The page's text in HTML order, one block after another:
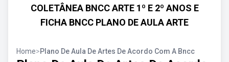
COLETÂNEA BNCC ARTE 1º E 2º ANOS E
FICHA BNCC PLANO DE AULA ARTE
Home>Plano De Aula De Artes De Acordo Com A Bncc